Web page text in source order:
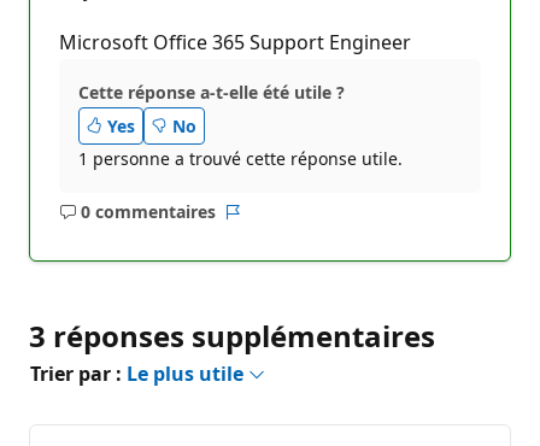
Microsoft Office 365 Support Engineer
Cette réponse a-t-elle été utile ?
Yes
No
1 personne a trouvé cette réponse utile.
0 commentaires
Aucun
3 réponses supplémentaires
Trier par : Le plus utile